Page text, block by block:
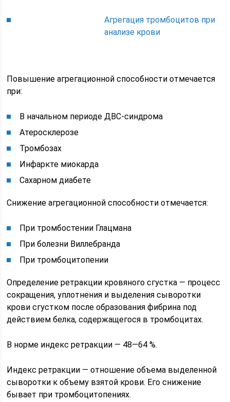
Агрегация тромбоцитов при
анализе крови
Повышение агрегационной способности отмечается
при:
В начальном периоде ДВС-синдрома
Атеросклерозе
Тромбозах
Инфаркте миокарда
Сахарном диабете
Снижение агрегационной способности отмечается:
При тромбостении Глацмана
При болезни Виллебранда
При тромбоцитопении
Определение ретракции кровяного сгустка — процесс
сокращения, уплотнения и выделения сыворотки
крови сгустком после образования фибрина под
действием белка, содержащегося в тромбоцитах.
В норме индекс ретракции — 48—64 %.
Индекс ретракции — отношение объема выделенной
сыворотки к объему взятой крови. Его снижение
бывает при тромбоцитопениях.